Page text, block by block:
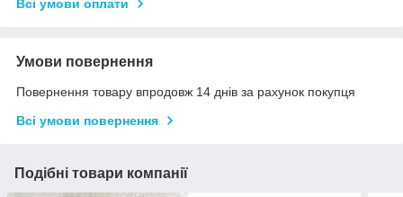
Всі умови оплати
Умови повернення
Повернення товару впродовж 14 днів за рахунок покупця
Всі умови повернення
Подібні товари компанії